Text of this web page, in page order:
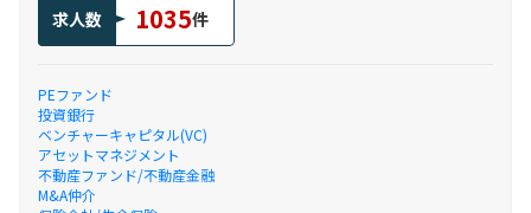
求人数 1035件
PEファンド
投資銀行
ベンチャーキャピタル(VC)
アセットマネジメント
不動産ファンド/不動産金融
M&A仲介